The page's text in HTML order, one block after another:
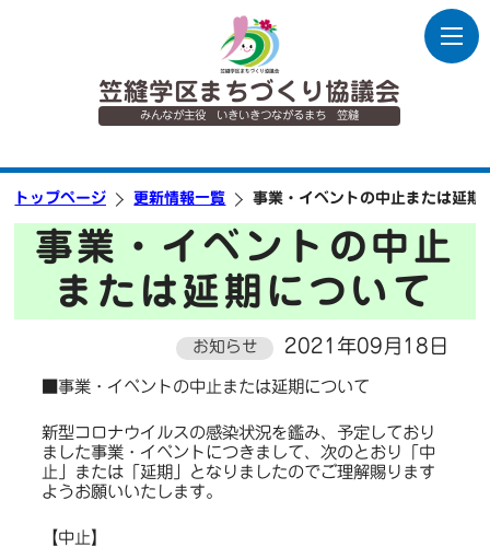
笠縫学区まちづくり協議会
みんなが主役 いきいきつながるまち 笠縫
トップページ 更新情報一覧 事業・イベントの中止または延期
事業・イベントの中止
または延期について
お知らせ 2021年09月18日
■事業・イベントの中止または延期について
新型コロナウイルスの感染状況を鑑み、予定しており
ました事業・イベントにつきまして、次のとおり「中
止」または「延期」となりましたのでご理解賜ります
ようお願いいたします。
【中止】